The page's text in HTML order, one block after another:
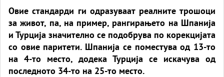
Овие стандарди ги одразуваат реалните трошоци
за живот, па, на пример, рангирањето на Шпанија
и Турција значително се подобрува по корекцијата
со овие паритети. Шпанија се поместува од 13-то
на 4-то место, додека Турција се искачува од
последното 34-то на 25-то место.